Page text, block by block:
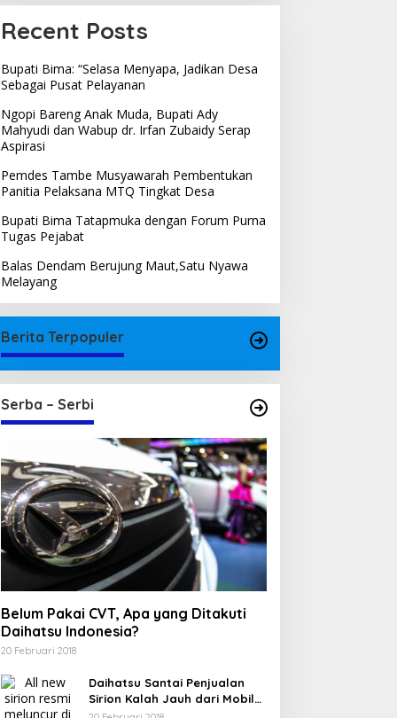
Recent Posts
Bupati Bima: “Selasa Menyapa, Jadikan Desa
Sebagai Pusat Pelayanan
Ngopi Bareng Anak Muda, Bupati Ady
Mahyudi dan Wabup dr. Irfan Zubaidy Serap
Aspirasi
Pemdes Tambe Musyawarah Pembentukan
Panitia Pelaksana MTQ Tingkat Desa
Bupati Bima Tatapmuka dengan Forum Purna
Tugas Pejabat
Balas Dendam Berujung Maut,Satu Nyawa
Melayang
Berita Terpopuler
Serba – Serbi
Belum Pakai CVT, Apa yang Ditakuti
Daihatsu Indonesia?
20 Februari 2018
Daihatsu Santai Penjualan
Sirion Kalah Jauh dari Mobil
LCGC